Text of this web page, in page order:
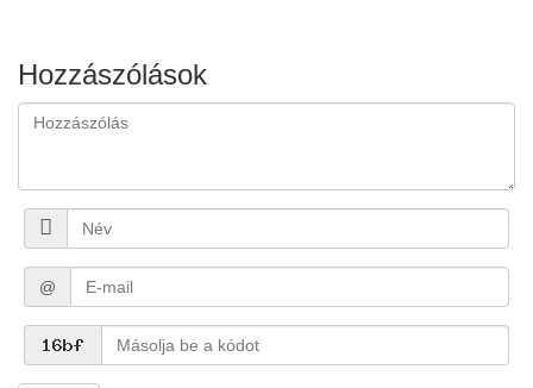
Hozzászólások
@